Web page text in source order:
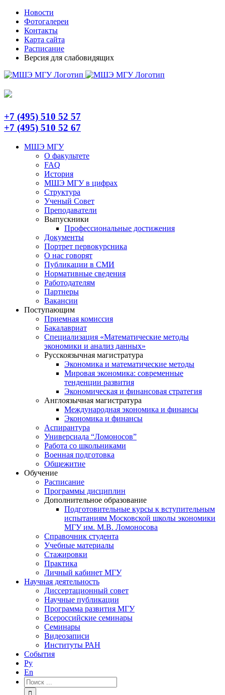
Skip
content
TelegramНовости
Фотогалереи
Контакты
Карта сайта
Расписание
Версия для слабовидящих
+7 (495) 510 52 57
+7 (495) 510 52 67
МШЭ МГУ
О факультете
FAQ
История
МШЭ МГУ в цифрах
Структура
Ученый Совет
Преподаватели
Выпускники
Профессиональные достижения
Документы
Портрет первокурсника
О нас говорят
Публикации в СМИ
Нормативные сведения
Работодателям
Партнеры
Вакансии
Поступающим
Приемная комиссия
Бакалавриат
Специализация «Математические методы
экономики и анализ данных»
Русскоязычная магистратура
Экономика и математические методы
Мировая экономика: современные
тенденции развития
Экономическая и финансовая стратегия
Англоязычная магистратура
Международная экономика и финансы
Экономика и финансы
Аспирантура
Универсиада “Ломоносов”
Работа со школьниками
Военная подготовка
Общежитие
Обучение
Расписание
Программы дисциплин
Дополнительное образование
Подготовительные курсы к вступительным
испытаниям Московской школы экономики
МГУ им. М.В. Ломоносова
Справочник студента
Учебные материалы
Стажировки
Практика
Личный кабинет МГУ
Научная деятельность
Диссертационный совет
Научные публикации
Программа развития МГУ
Всероссийские семинары
Семинары
Видеозаписи
Институты РАН
События
Ру
En
Результат
поиска: